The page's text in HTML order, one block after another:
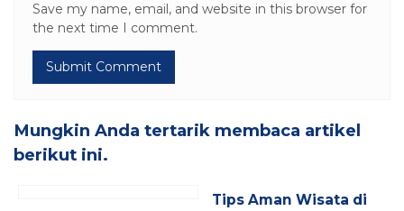
Save my name, email, and website in this browser for
the next time I comment.
Mungkin Anda tertarik membaca artikel
berikut ini.
Tips Aman Wisata di